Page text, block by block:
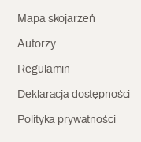
Mapa skojarzeń
Autorzy
Regulamin
Deklaracja dostępności
Polityka prywatności